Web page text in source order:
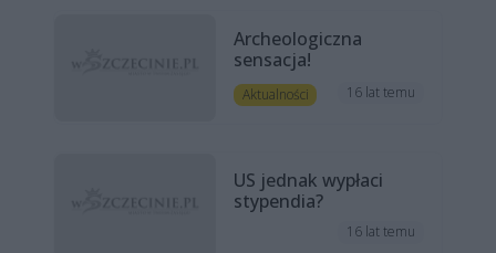
Archeologiczna
sensacja!
Aktualności 16 lat temu
US jednak wypłaci
stypendia?
16 lat temu